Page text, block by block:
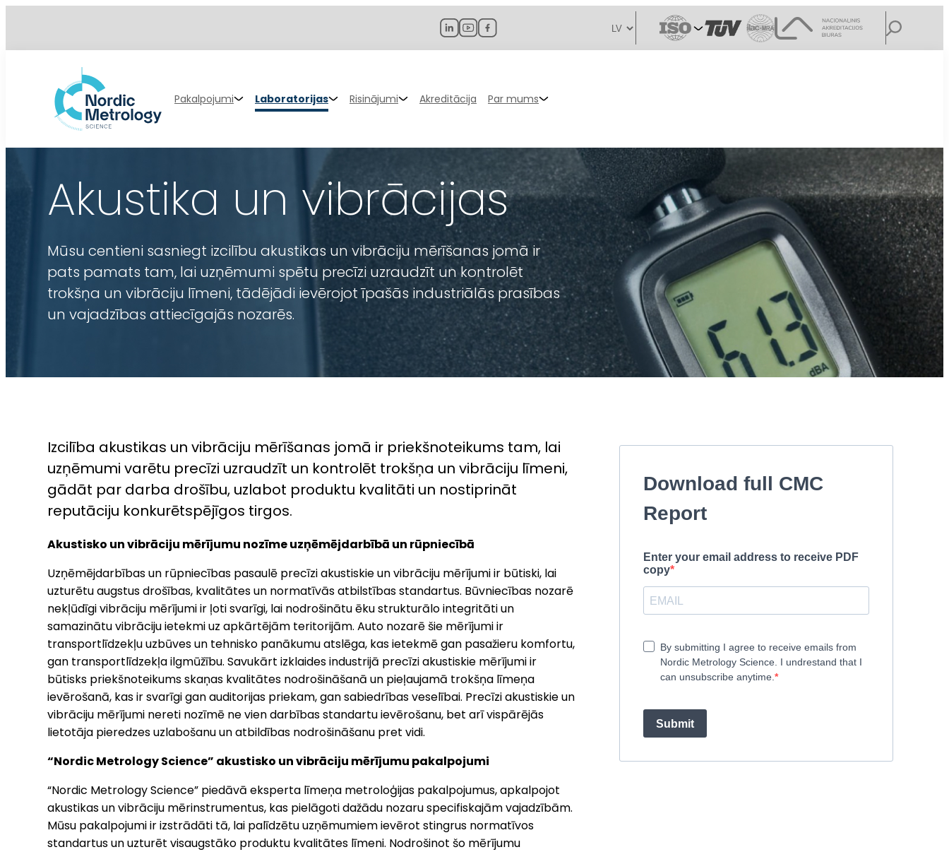
Pakalpojumi Laboratorijas Risinājumi Akreditācija Par mums
Akustika un vibrācijas
Mūsu centieni sasniegt izcilību akustikas un vibrāciju mērīšanas jomā ir
pats pamats tam, lai uzņēmumi spētu precīzi uzraudzīt un kontrolēt
trokšņa un vibrāciju līmeni, tādējādi ievērojot īpašās industriālās prasības
un vajadzības attiecīgajās nozarēs.
Izcilība akustikas un vibrāciju mērīšanas jomā ir priekšnoteikums tam, lai
uzņēmumi varētu precīzi uzraudzīt un kontrolēt trokšņa un vibrāciju līmeni,
gādāt par darba drošību, uzlabot produktu kvalitāti un nostiprināt
reputāciju konkurētspējīgos tirgos.
Akustisko un vibrāciju mērījumu nozīme uzņēmējdarbībā un rūpniecībā
Uzņēmējdarbības un rūpniecības pasaulē precīzi akustiskie un vibrāciju mērījumi ir būtiski, lai
uzturētu augstus drošības, kvalitātes un normatīvās atbilstības standartus. Būvniecības nozarē
nekļūdīgi vibrāciju mērījumi ir ļoti svarīgi, lai nodrošinātu ēku strukturālo integritāti un
samazinātu vibrāciju ietekmi uz apkārtējām teritorijām. Auto nozarē šie mērījumi ir
transportlīdzekļu uzbūves un tehnisko panākumu atslēga, kas ietekmē gan pasažieru komfortu,
gan transportlīdzekļa ilgmūžību. Savukārt izklaides industrijā precīzi akustiskie mērījumi ir
būtisks priekšnoteikums skaņas kvalitātes nodrošināšanā un pieļaujamā trokšņa līmeņa
ievērošanā, kas ir svarīgi gan auditorijas priekam, gan sabiedrības veselībai. Precīzi akustiskie un
vibrāciju mērījumi nereti nozīmē ne vien darbības standartu ievērošanu, bet arī vispārējās
lietotāja pieredzes uzlabošanu un atbildības nodrošināšanu pret vidi.
“Nordic Metrology Science” akustisko un vibrāciju mērījumu pakalpojumi
“Nordic Metrology Science” piedāvā eksperta līmeņa metroloģijas pakalpojumus, apkalpojot
akustikas un vibrāciju mērinstrumentus, kas pielāgoti dažādu nozaru specifiskajām vajadzībām.
Mūsu pakalpojumi ir izstrādāti tā, lai palīdzētu uzņēmumiem ievērot stingrus normatīvos
standartus un uzturēt visaugstāko produktu kvalitātes līmeni. Nodrošinot šo mērījumu
Download full CMC
Report
Enter your email address to receive PDF
copy
By submitting I agree to receive emails from
Nordic Metrology Science. I undrestand that I
can unsubscribe anytime.
Submit